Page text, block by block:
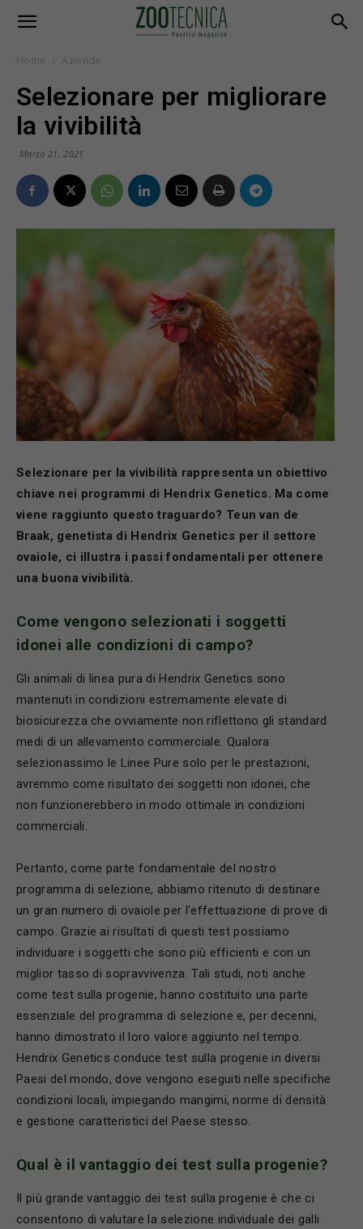
Home Aziende
Selezionare per migliorare
la vivibilità
Marzo 21, 2021
Selezionare per la vivibilità rappresenta un obiettivo
chiave nei programmi di Hendrix Genetics. Ma come
viene raggiunto questo traguardo? Teun van de
Braak, genetista di Hendrix Genetics per il settore
ovaiole, ci illustra i passi fondamentali per ottenere
una buona vivibilità.
Come vengono selezionati i soggetti
idonei alle condizioni di campo?
Gli animali di linea pura di Hendrix Genetics sono
mantenuti in condizioni estremamente elevate di
biosicurezza che ovviamente non riflettono gli standard
medi di un allevamento commerciale. Qualora
selezionassimo le Linee Pure solo per le prestazioni,
avremmo come risultato dei soggetti non idonei, che
non funzionerebbero in modo ottimale in condizioni
commerciali.
Pertanto, come parte fondamentale del nostro
programma di selezione, abbiamo ritenuto di destinare
un gran numero di ovaiole per l’effettuazione di prove di
campo. Grazie ai risultati di questi test possiamo
individuare i soggetti che sono più efficienti e con un
miglior tasso di sopravvivenza. Tali studi, noti anche
come test sulla progenie, hanno costituito una parte
essenziale del programma di selezione e, per decenni,
hanno dimostrato il loro valore aggiunto nel tempo.
Hendrix Genetics conduce test sulla progenie in diversi
Paesi del mondo, dove vengono eseguiti nelle specifiche
condizioni locali, impiegando mangimi, norme di densità
e gestione caratteristici del Paese stesso.
Qual è il vantaggio dei test sulla progenie?
Il più grande vantaggio dei test sulla progenie è che ci
consentono di valutare la selezione individuale dei galli